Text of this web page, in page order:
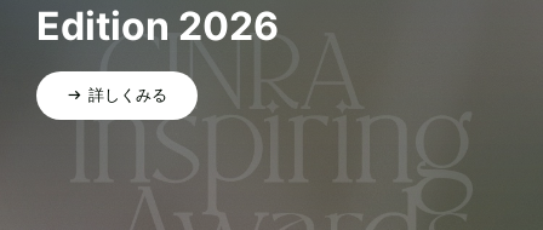
Edition 2026
詳しくみる